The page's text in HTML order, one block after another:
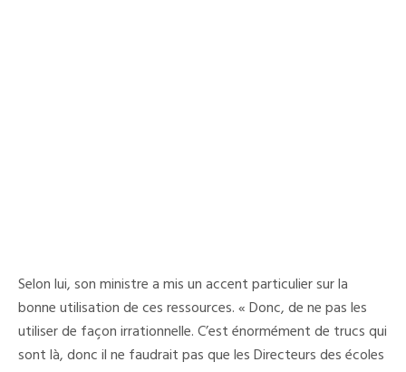
Selon lui, son ministre a mis un accent particulier sur la
bonne utilisation de ces ressources. « Donc, de ne pas les
utiliser de façon irrationnelle. C’est énormément de trucs qui
sont là, donc il ne faudrait pas que les Directeurs des écoles